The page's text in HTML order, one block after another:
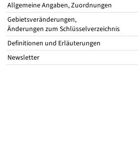
Allgemeine Angaben, Zuordnungen
Gebietsveränderungen,
Änderungen zum Schlüsselverzeichnis
Definitionen und Erläuterungen
Newsletter